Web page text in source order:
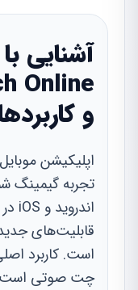
آشنایی
Online
و
اپلیکیشن
تجربه گیمینگ
قابلیت‌های
است. کاربرد
چت صوتی